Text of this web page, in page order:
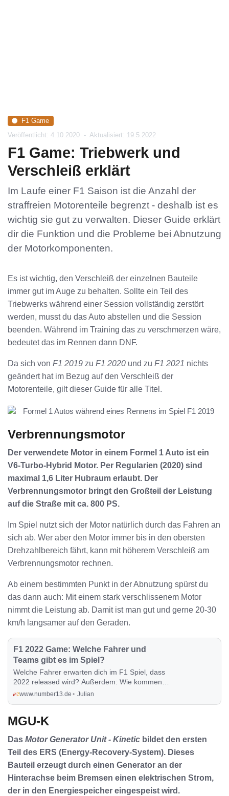
F1 Game
Veröffentlicht: 4.10.2020 - Aktualisiert: 19.5.2022
F1 Game: Triebwerk und
Verschleiß erklärt
Im Laufe einer F1 Saison ist die Anzahl der
straffreien Motorenteile begrenzt - deshalb ist es
wichtig sie gut zu verwalten. Dieser Guide erklärt
dir die Funktion und die Probleme bei Abnutzung
der Motorkomponenten.
Es ist wichtig, den Verschleiß der einzelnen Bauteile
immer gut im Auge zu behalten. Sollte ein Teil des
Triebwerks während einer Session vollständig zerstört
werden, musst du das Auto abstellen und die Session
beenden. Während im Training das zu verschmerzen wäre,
bedeutet das im Rennen dann DNF.
Da sich von F1 2019 zu F1 2020 und zu F1 2021 nichts
geändert hat im Bezug auf den Verschleiß der
Motorenteile, gilt dieser Guide für alle Titel.
Verbrennungsmotor
Der verwendete Motor in einem Formel 1 Auto ist ein
V6-Turbo-Hybrid Motor. Per Regularien (2020) sind
maximal 1,6 Liter Hubraum erlaubt. Der
Verbrennungsmotor bringt den Großteil der Leistung
auf die Straße mit ca. 800 PS.
Im Spiel nutzt sich der Motor natürlich durch das Fahren an
sich ab. Wer aber den Motor immer bis in den obersten
Drehzahlbereich fährt, kann mit höherem Verschleiß am
Verbrennungsmotor rechnen.
Ab einem bestimmten Punkt in der Abnutzung spürst du
das dann auch: Mit einem stark verschlissenem Motor
nimmt die Leistung ab. Damit ist man gut und gerne 20-30
km/h langsamer auf den Geraden.
F1 2022 Game: Welche Fahrer und
Teams gibt es im Spiel?
Welche Fahrer erwarten dich im F1 Spiel, dass
2022 released wird? Außerdem: Wie kommen
diese Fahrer überhaupt zu ihrem Cockpit? All
www.number13.de Julian
MGU-K
Das Motor Generator Unit - Kinetic bildet den ersten
Teil des ERS (Energy-Recovery-System). Dieses
Bauteil erzeugt durch einen Generator an der
Hinterachse beim Bremsen einen elektrischen Strom,
der in den Energiespeicher eingespeist wird.